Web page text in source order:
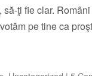
să-ţi fie clar.
pe tine ca